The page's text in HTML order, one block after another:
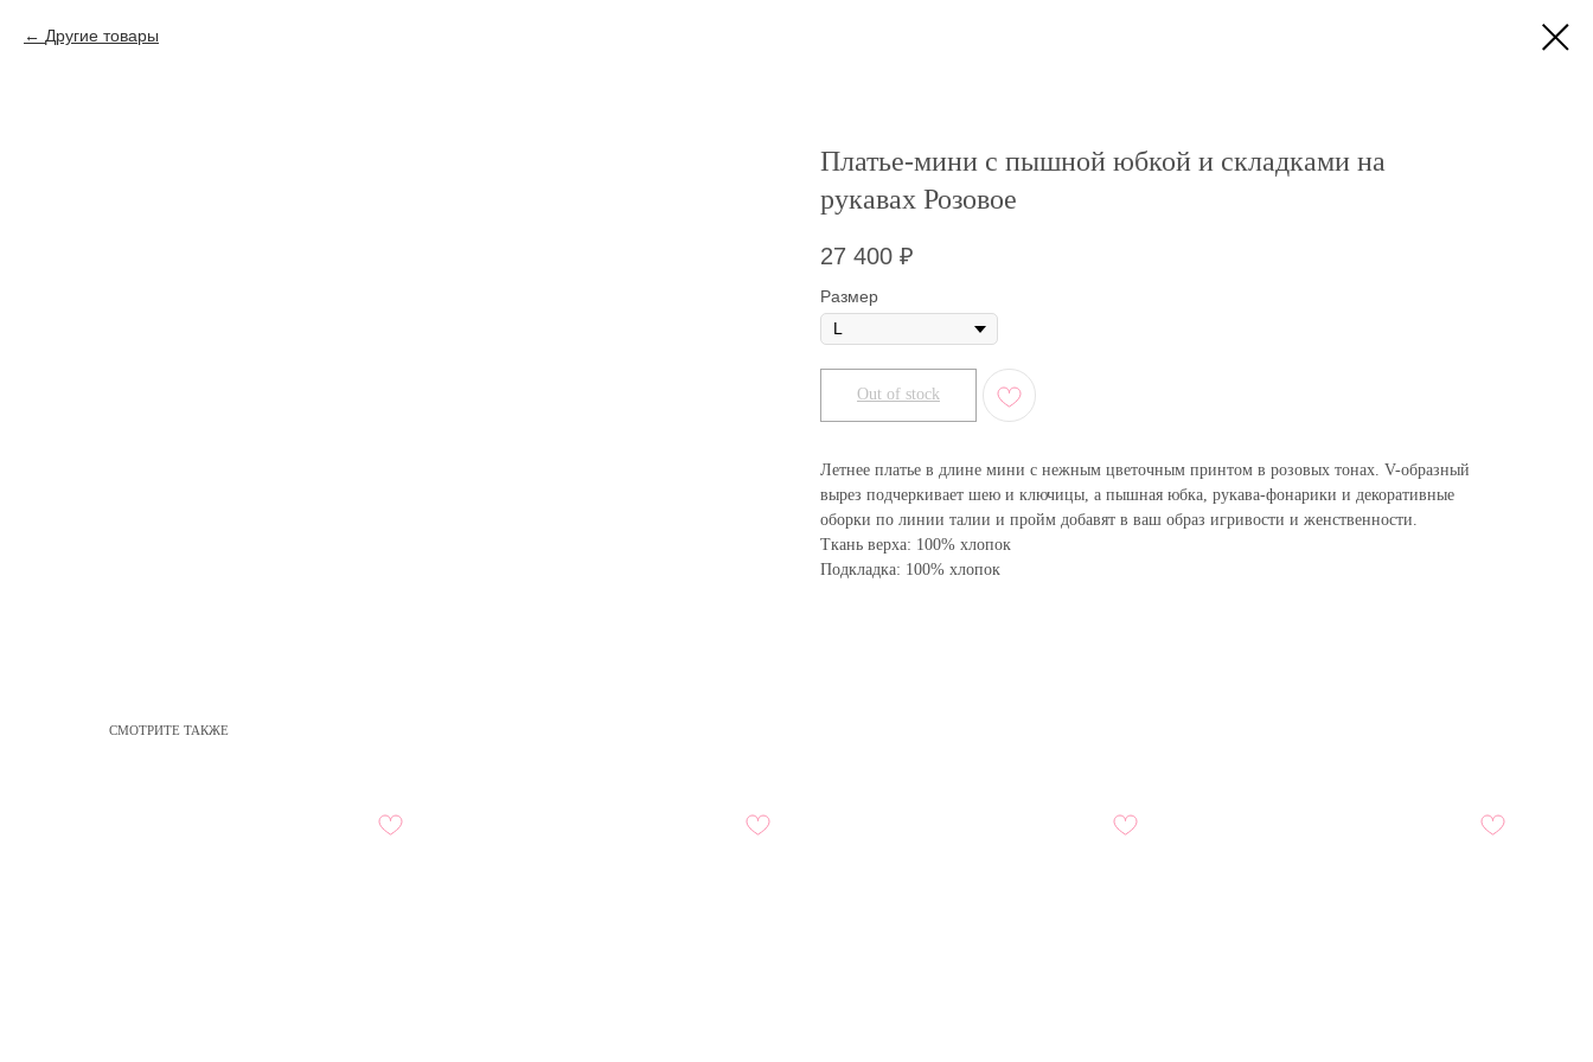
Другие товары
Платье-мини с пышной юбкой и складками на
рукавах Розовое
27 400 ₽
Размер
Out of stock
Летнее платье в длине мини с нежным цветочным принтом в розовых тонах. V-образный
вырез подчеркивает шею и ключицы, а пышная юбка, рукава-фонарики и декоративные
оборки по линии талии и пройм добавят в ваш образ игривости и женственности.
Ткань верха: 100% хлопок
Подкладка: 100% хлопок
СМОТРИТЕ ТАКЖЕ